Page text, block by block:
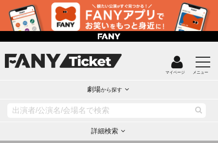
マイページ メニュー
劇場から探す
詳細検索